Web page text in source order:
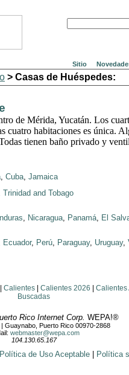
Sitio
> Casas de Huéspedes:
de Mérida, Yucatán. Los
cuatro habitaciones es única.
tienen baño privado y
, Cuba, Jamaica
Trinidad and Tobago
, Nicaragua, Panamá, El
Ecuador, Perú, Paraguay, Uruguay,
Calientes| Calientes 2026
Calientes
Buscadas
Rico Internet Corp. WEPA!®
Guaynabo, Puerto Rico 00970-2868
webmaster@wepa.com
104.130.65.167
Política de Uso Aceptable Política